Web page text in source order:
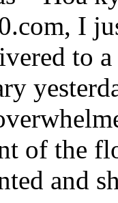
I
to
of the
and